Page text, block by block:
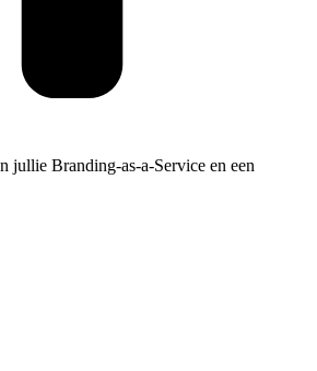
jullie Branding-as-a-Service en een